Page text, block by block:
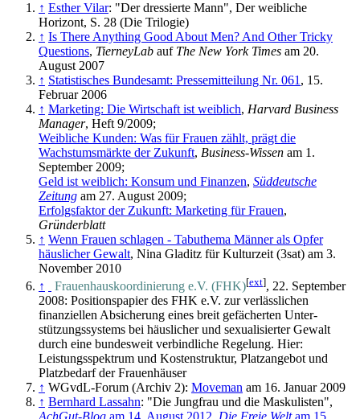
↑ Esther Vilar: "Der dressierte Mann", Der weibliche
Horizont, S. 28 (Die Trilogie)
↑ Is There Anything Good About Men? And Other Tricky
Questions, TierneyLab auf The New York Times am 20.
August 2007
↑ Statistisches Bundesamt: Pressemitteilung Nr. 061 , 15.
Februar 2006
↑ Marketing: Die Wirtschaft ist weiblich, Harvard Business
Manager, Heft 9/2009;
Weibliche Kunden: Was für Frauen zählt, prägt die
Wachstumsmärkte der Zukunft, Business-Wissen am 1.
September 2009;
Geld ist weiblich: Konsum und Finanzen, Süddeutsche
Zeitung am 27. August 2009;
Erfolgsfaktor der Zukunft: Marketing für Frauen,
Gründerblatt
↑ Wenn Frauen schlagen - Tabuthema Männer als Opfer
häuslicher Gewalt, Nina Gladitz für Kulturzeit (3sat) am 3.
November 2010
↑
Frauenhauskoordinierung e.V. (FHK)[ext], 22. September
2008: Positionspapier des FHK e.V. zur verlässlichen
finanziellen Absicherung eines breit gefächerten Unter­
stützungs­systems bei häuslicher und sexualisierter Gewalt
durch eine bundesweit verbindliche Regelung. Hier:
Leistungs­spektrum und Kosten­struktur, Platzangebot und
Platzbedarf der Frauenhäuser
↑ WGvdL-Forum (Archiv 2): Moveman am 16. Januar 2009
↑ Bernhard Lassahn: "Die Jungfrau und die Maskulisten",